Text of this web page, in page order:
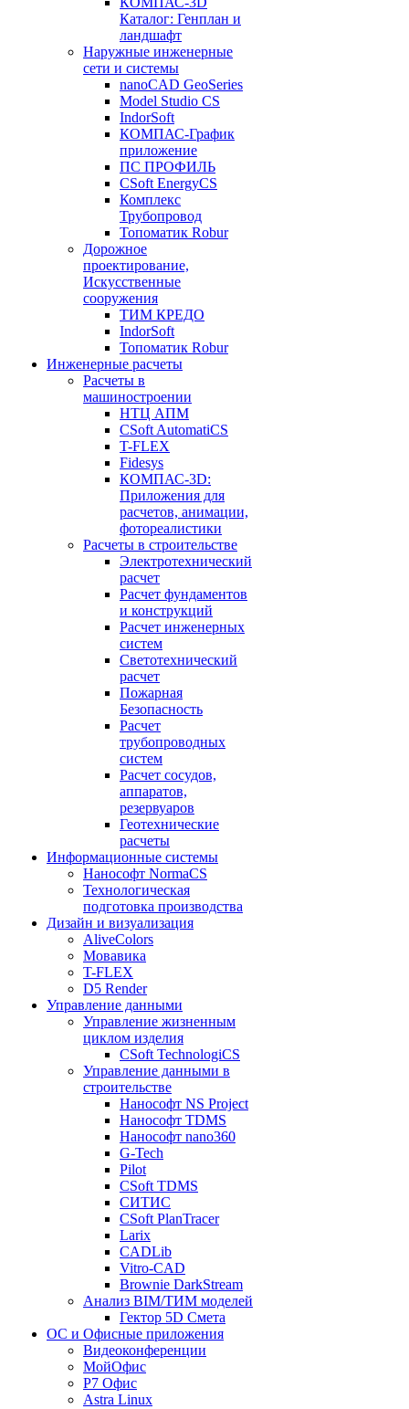
Каталог: Генплан и
ландшафт
Наружные инженерные
сети и системы
nanoCAD GeoSeries
Model Studio CS
IndorSoft
КОМПАС-График
приложение
ПС ПРОФИЛЬ
CSoft EnergyCS
Комплекс
Трубопровод
Топоматик Robur
Дорожное
проектирование,
Искусственные
сооружения
ТИМ КРЕДО
IndorSoft
Топоматик Robur
Инженерные расчеты
Расчеты в
машиностроении
НТЦ АПМ
CSoft AutomatiCS
T-FLEX
Fidesys
КОМПАС-3D:
Приложения для
расчетов, анимации,
фотореалистики
Расчеты в строительстве
Электротехнический
расчет
Расчет фундаментов
и конструкций
Расчет инженерных
систем
Светотехнический
расчет
Пожарная
Безопасность
Расчет
трубопроводных
систем
Расчет сосудов,
аппаратов,
резервуаров
Геотехнические
расчеты
Информационные системы
Нанософт NormaCS
Технологическая
подготовка производства
Дизайн и визуализация
AliveColors
Мовавика
T-FLEX
D5 Render
Управление данными
Управление жизненным
циклом изделия
CSoft TechnologiCS
Управление данными в
строительстве
Нанософт NS Project
Нанософт TDMS
Нанософт nano360
G-Tech
Pilot
CSoft TDMS
СИТИС
CSoft PlanTracer
Larix
CADLib
Vitro-CAD
Brownie DarkStream
Анализ BIM/ТИМ моделей
Гектор 5D Смета
ОС и Офисные приложения
Видеоконференции
МойОфис
P7 Офис
Astra Linux